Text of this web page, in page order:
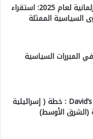
خارطة الانتخابات البرلمانية لعام 2025: استقراء
السياسية الممثلة
المبررات السياسية
ممر داوود David’s Corrido : خطة ( إسرائيلية
(الشرق الأوسط)